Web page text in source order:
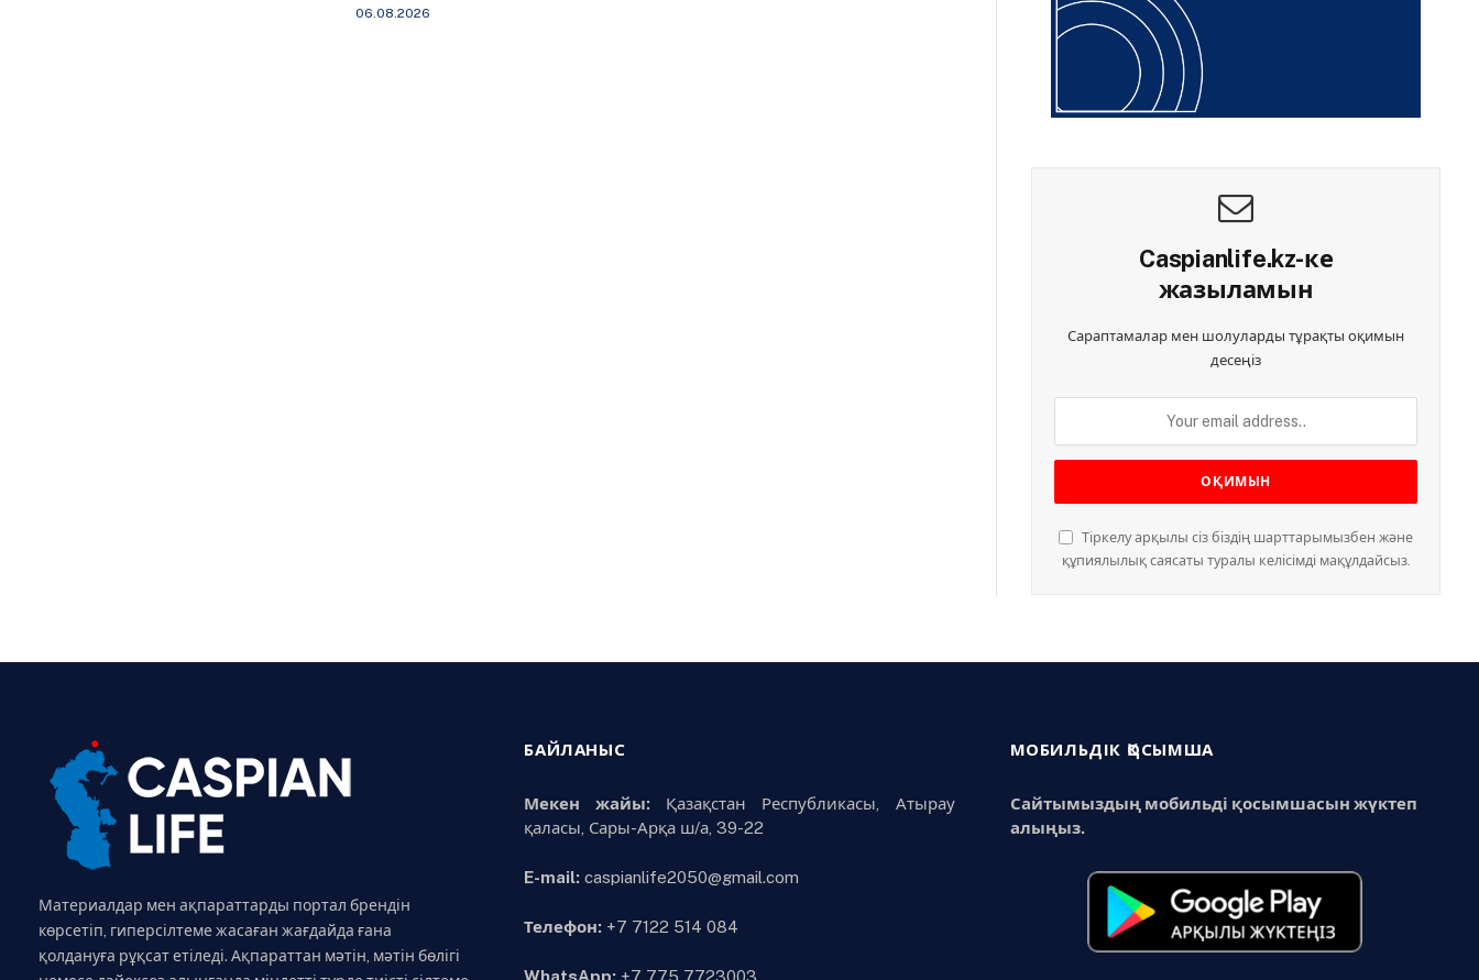
06.08.2026
Caspianlife.kz-ке
жазыламын
Сараптамалар мен шолуларды тұрақты оқимын
десеңіз
Тіркелу арқылы сіз біздің шарттарымызбен және
құпиялылық саясаты туралы келісімді мақұлдайсыз.
Материалдар мен ақпараттарды портал брендін
көрсетіп, гиперсілтеме жасаған жағдайда ғана
қолдануға рұқсат етіледі. Ақпараттан мәтін, мәтін бөлігі
БАЙЛАНЫС
Мекен жайы:Қазақстан Республикасы, Атырау
қаласы, Сары-Арқа ш/а, 39-22
E-mail: caspianlife2050@gmail.com
Телефон: +7 7122 514 084
МОБИЛЬДІК ҚОСЫМША
Сайтымыздың мобильді қосымшасын жүктеп
алыңыз.